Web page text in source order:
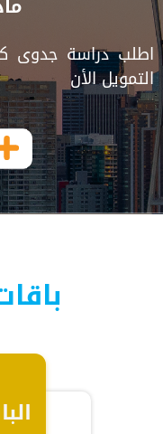
اطلب دراسة جدوى
التمويل الأن